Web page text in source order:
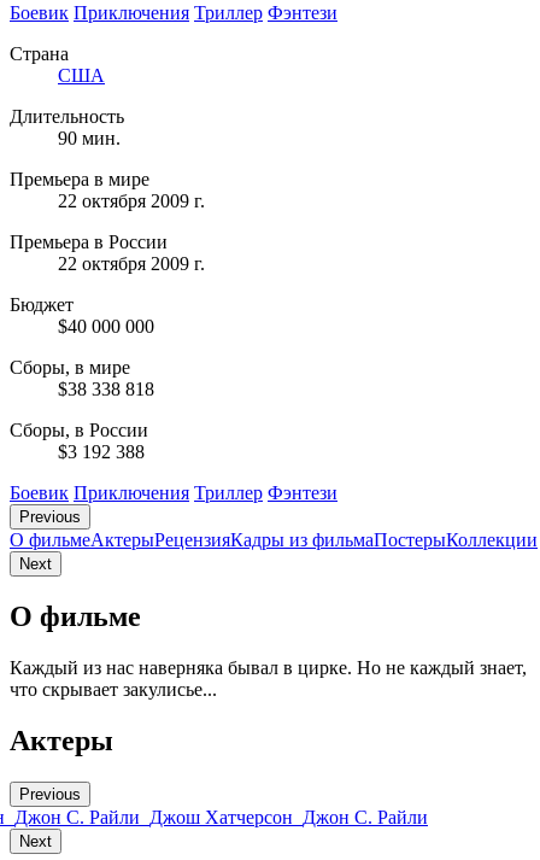
Боевик Приключения Триллер Фэнтези
Страна
США
Длительность
90 мин.
Премьера в мире
22 октября 2009 г.
Премьера в России
22 октября 2009 г.
Бюджет
$40 000 000
Сборы, в мире
$38 338 818
Сборы, в России
$3 192 388
Боевик Приключения Триллер Фэнтези
Previous
О фильмеАктерыРецензияКадры из фильмaПостерыКоллекции
Next
О фильме
Каждый из нас наверняка бывал в цирке. Но не каждый знает,
что скрывает закулисье...
Актеры
Previous
Джон С. Райли Джош Хатчерсон Джон С. Райли
Next